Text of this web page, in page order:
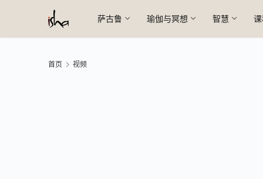
萨古鲁 瑜伽与冥想 智慧
首页 视频